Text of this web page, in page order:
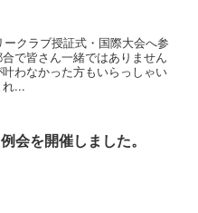
クラブ授証式・国際大会へ参
で皆さん一緒ではありません
わなかった方もいらっしゃい
れ...
会を開催しました。